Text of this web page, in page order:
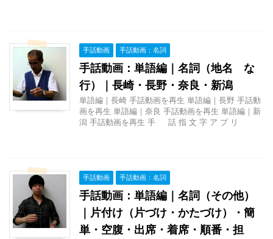
手話動画 手話動画：名詞
手話動画：単語編｜名詞（地名 な
行）｜長崎・長野・奈良・新潟
単語編｜長崎 手話動画を再生 単語編｜長野 手話動
画を再生 単語編｜奈良 手話動画を再生 単語編｜新
潟 手話動画を再生 手 話 指 文 字 ア プ リ
手話動画 手話動画：名詞
手話動画：単語編｜名詞（その他）
｜片付け（片づけ・かたづけ）・簡
単・空腹・出席・着席・順番・担